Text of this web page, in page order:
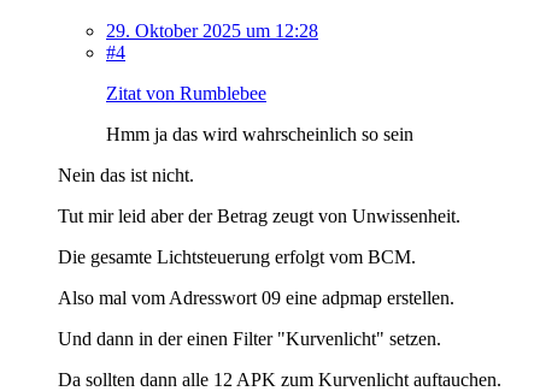
29. Oktober 2025 um 12:28
#4
Zitat von Rumblebee
Hmm ja das wird wahrscheinlich so sein
Nein das ist nicht.
Tut mir leid aber der Betrag zeugt von Unwissenheit.
Die gesamte Lichtsteuerung erfolgt vom BCM.
Also mal vom Adresswort 09 eine adpmap erstellen.
Und dann in der einen Filter "Kurvenlicht" setzen.
Da sollten dann alle 12 APK zum Kurvenlicht auftauchen.